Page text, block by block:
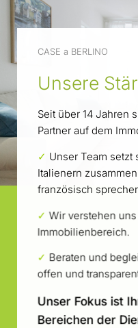
CASE a BERLINO
Unsere
Seit über 14 Jahren
Partner auf dem
✓ Unser Team setzt
Italienern
französisch
✓Wir verstehen
Immobilienbereich.
✓ Beraten und
offen und
Unser Fokus ist
Bereichen der